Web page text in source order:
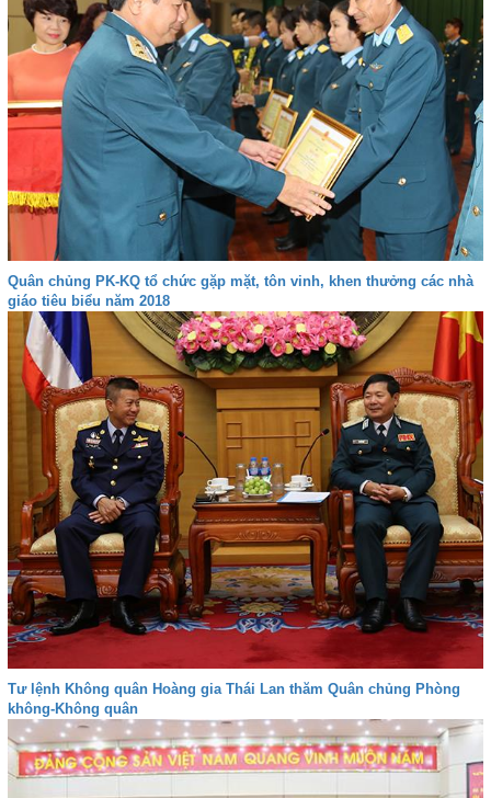
Quân chủng PK-KQ tổ chức gặp mặt, tôn vinh, khen thưởng các nhà
giáo tiêu biểu năm 2018
Tư lệnh Không quân Hoàng gia Thái Lan thăm Quân chủng Phòng
không-Không quân